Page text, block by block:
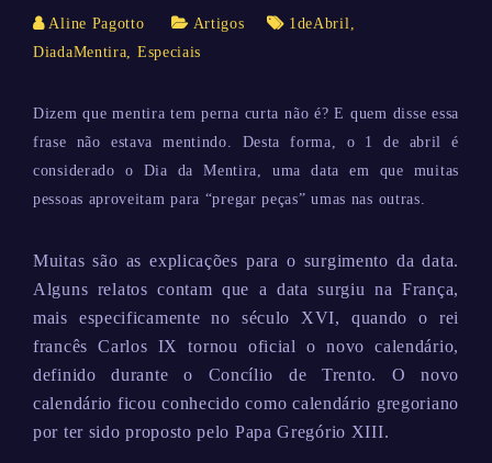
Aline Pagotto Artigos 1deAbril,
DiadaMentira, Especiais
Dizem que mentira tem perna curta não é? E quem disse essa
frase não estava mentindo. Desta forma, o 1 de abril é
considerado o Dia da Mentira, uma data em que muitas
pessoas aproveitam para “pregar peças” umas nas outras.
Muitas são as explicações para o surgimento da data.
Alguns relatos contam que a data surgiu na França,
mais especificamente no século XVI, quando o rei
francês Carlos IX tornou oficial o novo calendário,
definido durante o Concílio de Trento. O novo
calendário ficou conhecido como calendário gregoriano
por ter sido proposto pelo Papa Gregório XIII.